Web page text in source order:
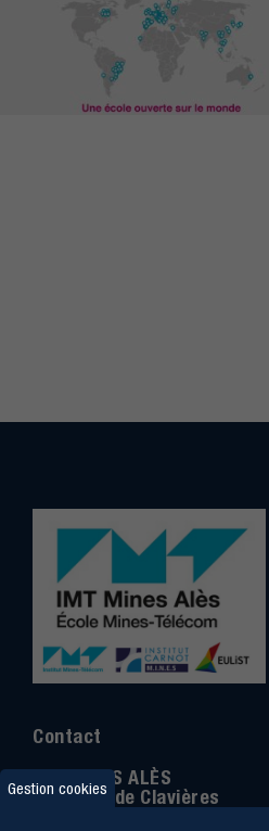
Contact
IMT MINES ALÈS
6 Avenue de Clavières
Gestion cookies